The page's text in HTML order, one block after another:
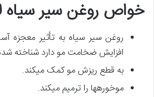
خواص روغن سیر سیاه
روغن سیر سیاه به تأثیر معجزه
افزایش ضخامت مو دارد شناخته
به قطع ریزش مو کمک میکند.
موخورهها را ترمیم میکند.